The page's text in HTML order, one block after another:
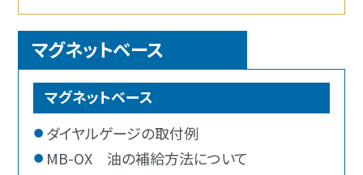
マグネットベース
マグネットベース
ダイヤルゲージの取付例
MB-OX 油の補給方法について